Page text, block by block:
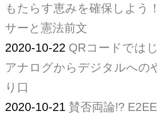
もたらす恵みを確保しよう
サーと憲法前文
2020-10-22 QRコードでは
アナログからデジタルへの
り口
2020-10-21 賛否両論!?